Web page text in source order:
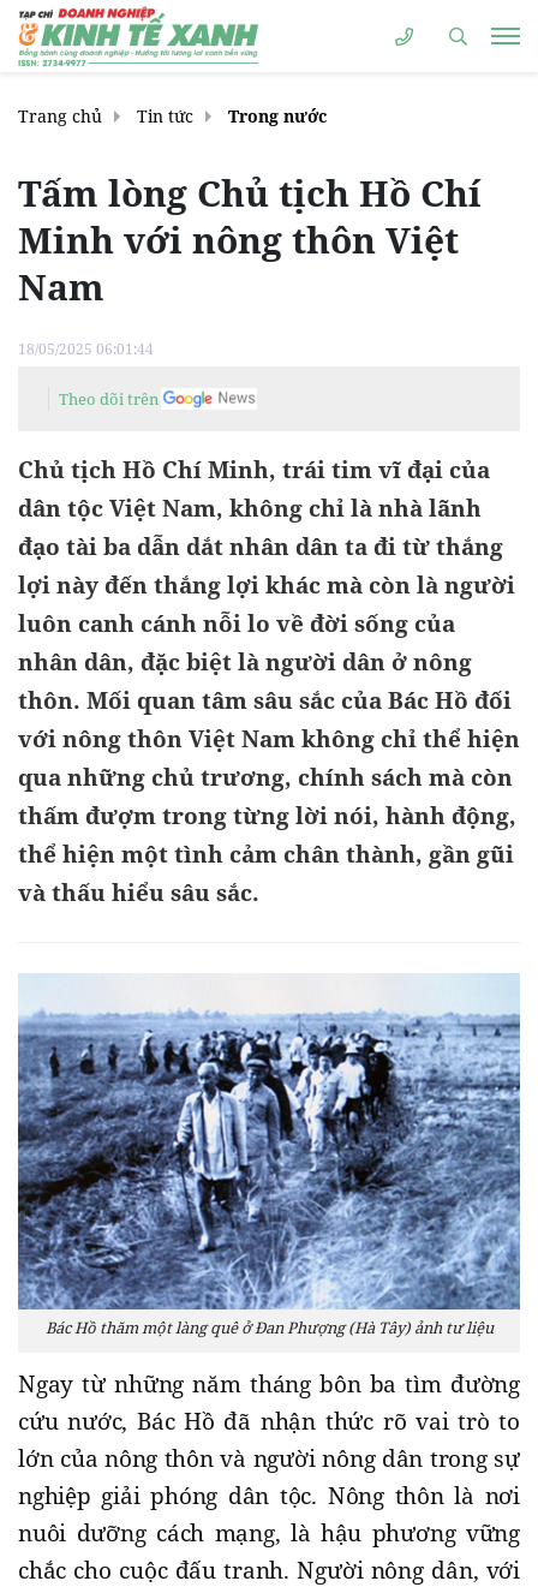
Trang chủ Tin tức Trong nước
Tấm lòng Chủ tịch Hồ Chí
Minh với nông thôn Việt
Nam
18/05/2025 06:01:44
Theo dõi trên
Chủ tịch Hồ Chí Minh, trái tim vĩ đại của
dân tộc Việt Nam, không chỉ là nhà lãnh
đạo tài ba dẫn dắt nhân dân ta đi từ thắng
lợi này đến thắng lợi khác mà còn là người
luôn canh cánh nỗi lo về đời sống của
nhân dân, đặc biệt là người dân ở nông
thôn. Mối quan tâm sâu sắc của Bác Hồ đối
với nông thôn Việt Nam không chỉ thể hiện
qua những chủ trương, chính sách mà còn
thấm đượm trong từng lời nói, hành động,
thể hiện một tình cảm chân thành, gần gũi
và thấu hiểu sâu sắc.
Bác Hồ thăm một làng quê ở Đan Phượng (Hà Tây) ảnh tư liệu
Ngay từ những năm tháng bôn ba tìm đường
cứu nước, Bác Hồ đã nhận thức rõ vai trò to
lớn của nông thôn và người nông dân trong sự
nghiệp giải phóng dân tộc. Nông thôn là nơi
nuôi dưỡng cách mạng, là hậu phương vững
chắc cho cuộc đấu tranh. Người nông dân, với